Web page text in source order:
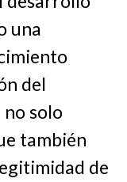
una
del
no solo
también
de